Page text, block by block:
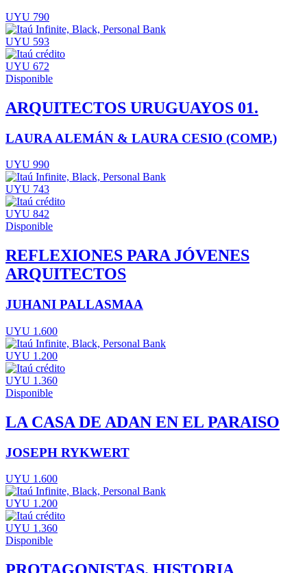
UYU 790
UYU 593
UYU 672
Disponible
ARQUITECTOS URUGUAYOS 01.
LAURA ALEMÁN & LAURA CESIO (COMP.)
UYU 990
UYU 743
UYU 842
Disponible
REFLEXIONES PARA JÓVENES
ARQUITECTOS
JUHANI PALLASMAA
UYU 1.600
UYU 1.200
UYU 1.360
Disponible
LA CASA DE ADAN EN EL PARAISO
JOSEPH RYKWERT
UYU 1.600
UYU 1.200
UYU 1.360
Disponible